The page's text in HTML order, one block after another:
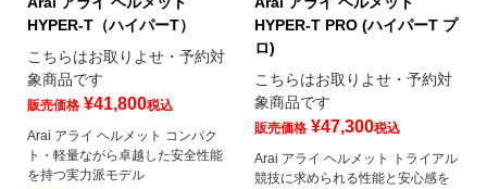
HYPER-T（ハイパーT）
こちらはお取りよせ・予約対
象商品です
販売価格 ¥41,800税込
Arai アライ ヘルメット コンパク
ト・軽量ながら卓越した安全性能
を持つ実力派モデル
HYPER-T PRO (ハイパーT プ
ロ)
こちらはお取りよせ・予約対
象商品です
販売価格 ¥47,300税込
Arai アライ ヘルメット トライアル
競技に求められる性能と安心感を